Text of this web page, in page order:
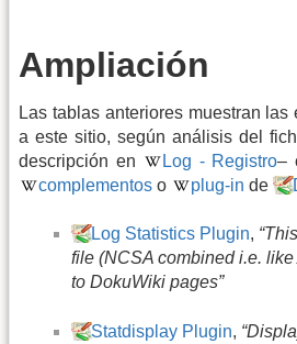
Ampliación
Las tablas anteriores muestran
a este sitio, según análisis del
descripción en
Log - Registro–
complementos o plug-in de
Log Statistics Plugin,
file (NCSA combined i.e.
to DokuWiki pages”
Statdisplay Plugin,